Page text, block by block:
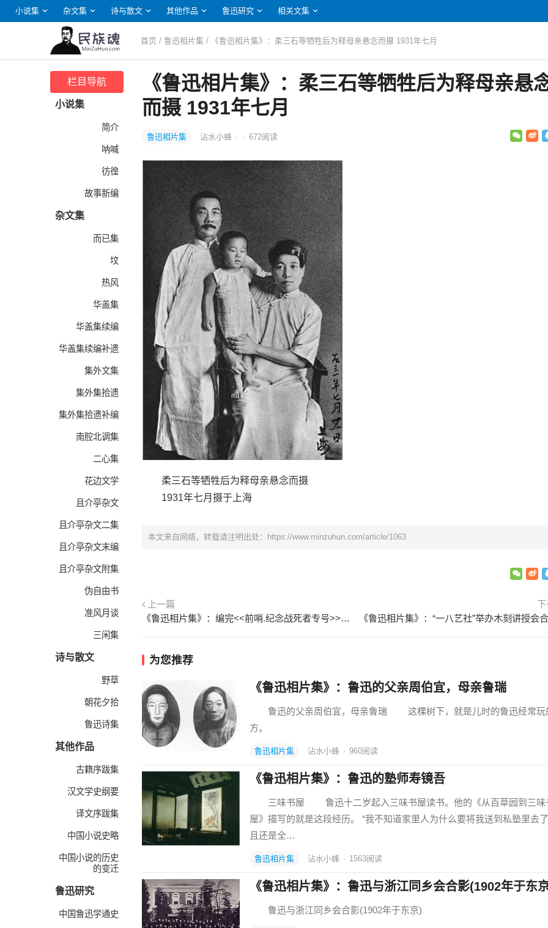
小说集 杂文集 诗与散文 其他作品 鲁迅研究 相关文集
首页 /鲁迅相片集 / 《鲁迅相片集》：柔三石等牺牲后为释母亲悬念而摄 1931年七月
栏目导航
小说集
简介
呐喊
彷徨
故事新编
杂文集
而已集
坟
热风
华盖集
华盖集续编
华盖集续编补遗
集外文集
集外集拾遗
集外集拾遗补编
南腔北调集
二心集
花边文学
且介亭杂文
且介亭杂文二集
且介亭杂文末编
且介亭杂文附集
伪自由书
准风月谈
三闲集
诗与散文
野草
朝花夕拾
鲁迅诗集
其他作品
古籍序跋集
汉文学史纲要
译文序跋集
中国小说史略
中国小说的历史
的变迁
鲁迅研究
中国鲁迅学通史
《鲁迅相片集》：柔三石等牺牲后为释母亲悬
而摄 1931年七月
鲁迅相片集 沾水小蜂 · · 672阅读
柔三石等牺牲后为释母亲悬念而摄
1931年七月摄于上海
本文来自网络，转载请注明出处： https://www.minzuhun.com/article/1063
上一篇
《鲁迅相片集》：编完<<前哨.纪念战死者专号>>后的合影 1931年4月20
为您推荐
《鲁迅相片集》：鲁迅的父亲周伯宜，母亲鲁瑞
鲁迅的父亲周伯宜，母亲鲁瑞 这棵树下，就是儿时的鲁迅经常玩
方。
鲁迅相片集 沾水小蜂 · 960阅读
《鲁迅相片集》：鲁迅的塾师寿镜吾
三味书屋 鲁迅十二岁起入三味书屋读书。他的《从百草园到三味
屋》描写的就是这段经历。 “我不知道家里人为什么要将我送到私塾里去
且还是全…
鲁迅相片集 沾水小蜂 · 1563阅读
《鲁迅相片集》：鲁迅与浙江同乡会合影(1902年于东
鲁迅与浙江同乡会合影(1902年于东京)